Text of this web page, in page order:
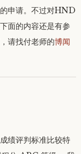
申请。不过对HND
面的内容还是有参
请找付老师的博闻
绩评判标准比较特